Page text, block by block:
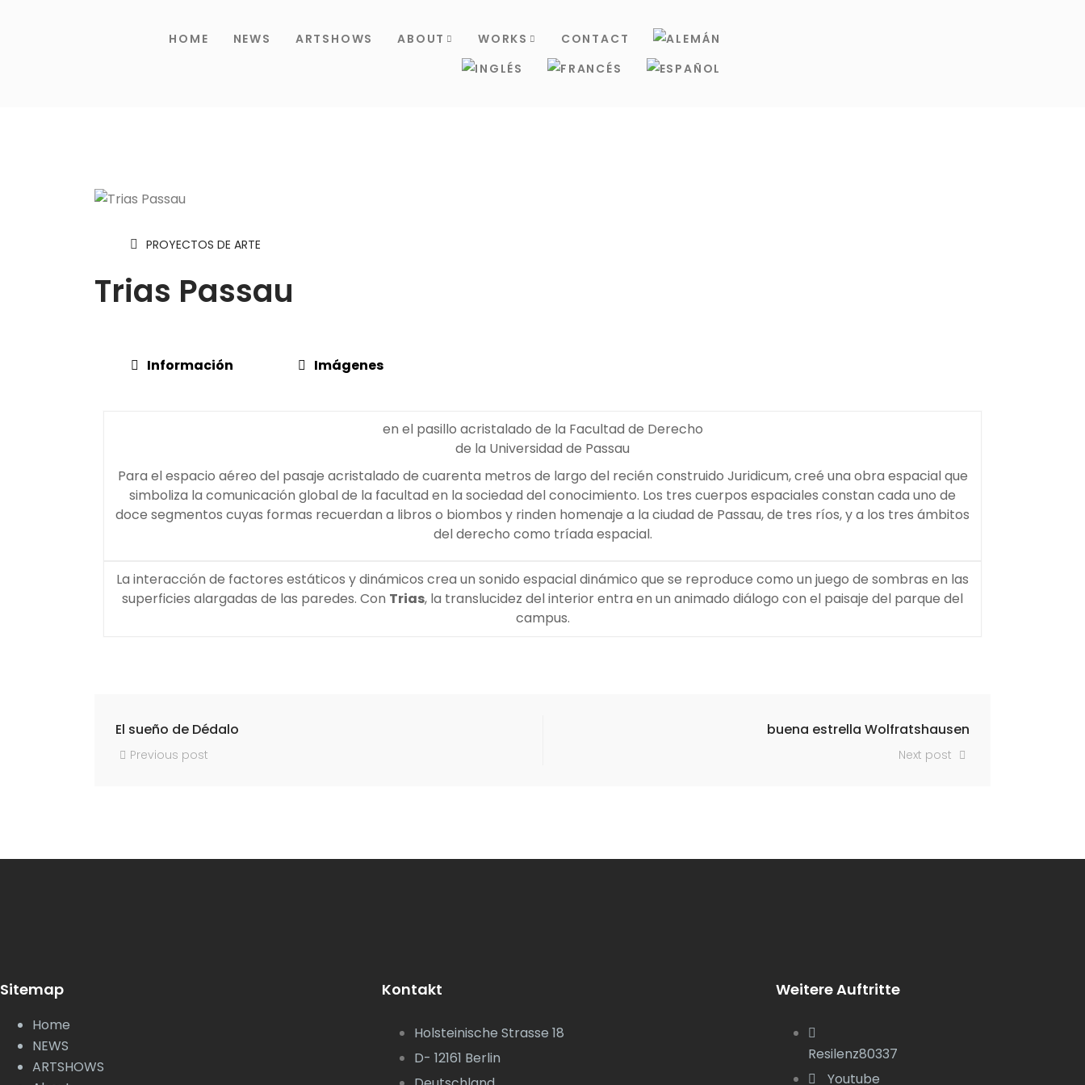
HOME NEWS ARTSHOWS ABOUT WORKS CONTACT
PROYECTOS DE ARTE
Trias Passau
Información Imágenes
en el pasillo acristalado de la Facultad de Derecho
de la Universidad de Passau
Para el espacio aéreo del pasaje acristalado de cuarenta metros de largo del recién construido Juridicum, creé una obra espacial que
simboliza la comunicación global de la facultad en la sociedad del conocimiento. Los tres cuerpos espaciales constan cada uno de
doce segmentos cuyas formas recuerdan a libros o biombos y rinden homenaje a la ciudad de Passau, de tres ríos, y a los tres ámbitos
del derecho como tríada espacial.
La interacción de factores estáticos y dinámicos crea un sonido espacial dinámico que se reproduce como un juego de sombras en las
superficies alargadas de las paredes. Con Trias, la translucidez del interior entra en un animado diálogo con el paisaje del parque del
campus.
El sueño de Dédalo
Previous post
buena estrella Wolfratshausen
Next post
Sitemap
Home
NEWS
ARTSHOWS
Kontakt
Holsteinische Strasse 18
D- 12161 Berlin
Weitere Auftritte
Resilenz80337
Youtube